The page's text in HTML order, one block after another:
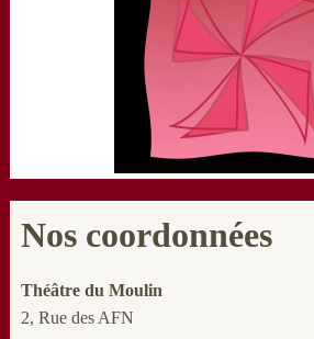
Nos coordonnées
Théâtre du Moulin
2, Rue des AFN